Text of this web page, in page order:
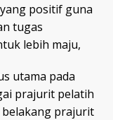
positif guna
tugas
lebih maju,
utama pada
prajurit pelatih
prajurit